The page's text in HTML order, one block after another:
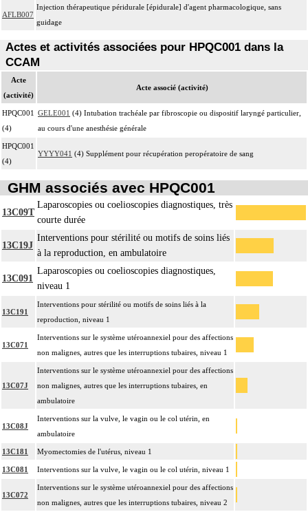
AFLB007
Injection thérapeutique péridurale [épidurale] d'agent pharmacologique, sans
guidage
Actes et activités associées pour HPQC001 dans la
CCAM
Acte
(activité)
Acte associé (activité)
HPQC001
(4)
GELE001 (4) Intubation trachéale par fibroscopie ou dispositif laryngé particulier,
au cours d'une anesthésie générale
HPQC001
(4)
YYYY041 (4) Supplément pour récupération peropératoire de sang
GHM associés avec HPQC001
13C09T
Laparoscopies ou coelioscopies diagnostiques, très
courte durée
13C19J
Interventions pour stérilité ou motifs de soins liés
à la reproduction, en ambulatoire
13C091
Laparoscopies ou coelioscopies diagnostiques,
niveau 1
13C191
Interventions pour stérilité ou motifs de soins liés à la
reproduction, niveau 1
13C071
Interventions sur le système utéroannexiel pour des affections
non malignes, autres que les interruptions tubaires, niveau 1
13C07J
Interventions sur le système utéroannexiel pour des affections
non malignes, autres que les interruptions tubaires, en
ambulatoire
13C08J
Interventions sur la vulve, le vagin ou le col utérin, en
ambulatoire
13C181 Myomectomies de l'utérus, niveau 1
13C081 Interventions sur la vulve, le vagin ou le col utérin, niveau 1
13C072
Interventions sur le système utéroannexiel pour des affections
non malignes, autres que les interruptions tubaires, niveau 2